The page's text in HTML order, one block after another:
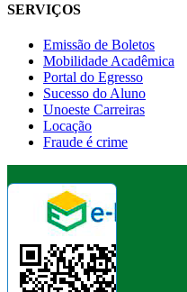
SERVIÇOS
Emissão de Boletos
Mobilidade Acadêmica
Portal do Egresso
Sucesso do Aluno
Unoeste Carreiras
Locação
Fraude é crime